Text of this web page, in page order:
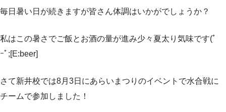
毎日暑い日が続きますが皆さん体調はいかがでしょうか？
私はこの暑さでご飯とお酒の量が進み少々夏太り気味です(ﾟ
ｰﾟ;[E:beer]
さて新井校では8月3日にあらいまつりのイベントで水合戦に
チームで参加しました！